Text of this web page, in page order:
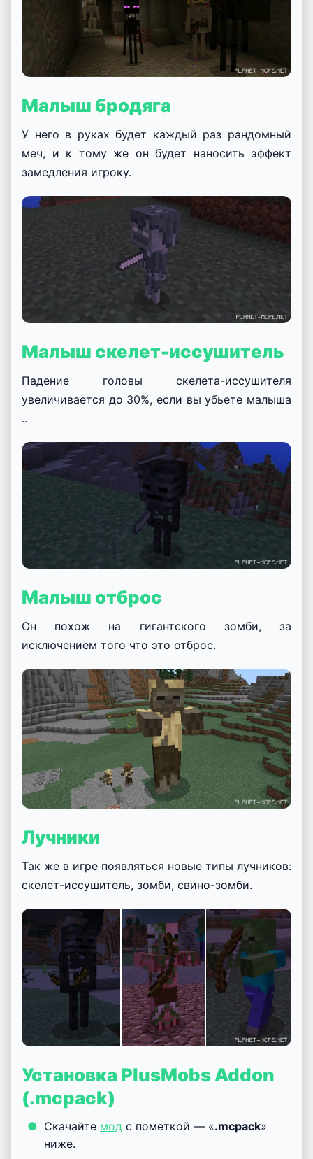
Малыш бродяга
У него в руках будет каждый раз рандомный
меч, и к тому же он будет наносить эффект
замедления игроку.
Малыш скелет-иссушитель
Падение головы скелета-иссушителя
увеличивается до 30%, если вы убьете малыша
..
Малыш отброс
Он похож на гигантского зомби, за
исключением того что это отброс.
Лучники
Так же в игре появляться новые типы лучников:
скелет-иссушитель, зомби, свино-зомби.
Установка PlusMobs Addon
(.mcpack)
Скачайте мод с пометкой — «.mcpack»
ниже.